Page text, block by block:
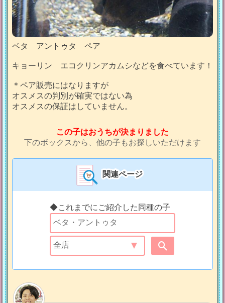
ベタ アントゥタ ペア
キョーリン エコクリンアカムシなどを食べています！
＊ペア販売にはなりますが
オスメスの判別が確実ではない為
オスメスの保証はしていません。
この子はおうちが決まりました
下のボックスから、他の子もお探しいただけます
関連ページ
◆これまでにご紹介した同種の子